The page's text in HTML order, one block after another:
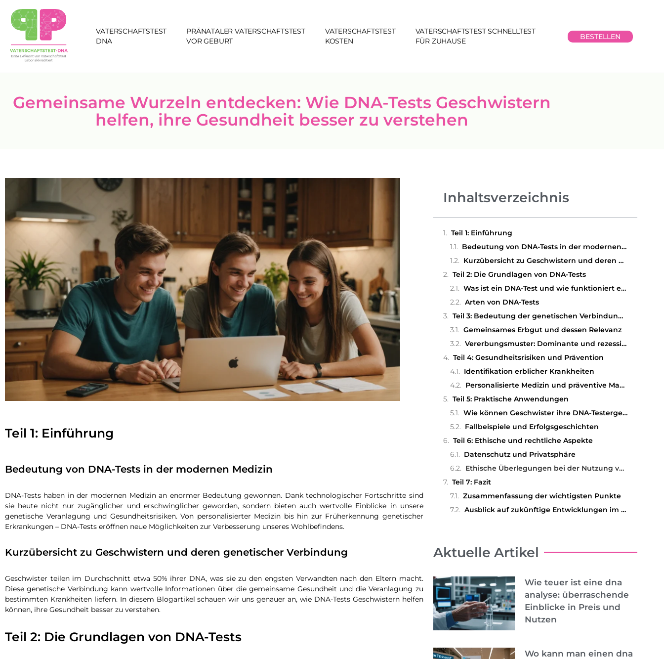
VATERSCHAFTSTEST
DNA
PRÄNATALER VATERSCHAFTSTEST
VOR GEBURT
VATERSCHAFTSTEST
KOSTEN
VATERSCHAFTSTEST SCHNELLTEST
FÜR ZUHAUSE
BESTELLEN
Gemeinsame Wurzeln entdecken: Wie DNA-Tests Geschwistern
helfen, ihre Gesundheit besser zu verstehen
Teil 1: Einführung
Bedeutung von DNA-Tests in der modernen Medizin
DNA-Tests haben in der modernen Medizin an enormer Bedeutung gewonnen. Dank technologischer Fortschritte sind
sie heute nicht nur zugänglicher und erschwinglicher geworden, sondern bieten auch wertvolle Einblicke in unsere
genetische Veranlagung und Gesundheitsrisiken. Von personalisierter Medizin bis hin zur Früherkennung genetischer
Erkrankungen – DNA-Tests eröffnen neue Möglichkeiten zur Verbesserung unseres Wohlbefindens.
Kurzübersicht zu Geschwistern und deren genetischer Verbindung
Geschwister teilen im Durchschnitt etwa 50% ihrer DNA, was sie zu den engsten Verwandten nach den Eltern macht.
Diese genetische Verbindung kann wertvolle Informationen über die gemeinsame Gesundheit und die Veranlagung zu
bestimmten Krankheiten liefern. In diesem Blogartikel schauen wir uns genauer an, wie DNA-Tests Geschwistern helfen
können, ihre Gesundheit besser zu verstehen.
Teil 2: Die Grundlagen von DNA-Tests
Inhaltsverzeichnis
Teil 1: Einführung
Bedeutung von DNA-Tests in der modernen Medizin
Kurzübersicht zu Geschwistern und deren genetischer Verbindung
Teil 2: Die Grundlagen von DNA-Tests
Was ist ein DNA-Test und wie funktioniert er?
Arten von DNA-Tests
Teil 3: Bedeutung der genetischen Verbindung zwischen Geschwistern
Gemeinsames Erbgut und dessen Relevanz
Vererbungsmuster: Dominante und rezessive Gene
Teil 4: Gesundheitsrisiken und Prävention
Identifikation erblicher Krankheiten
Personalisierte Medizin und präventive Maßnahmen
Teil 5: Praktische Anwendungen
Wie können Geschwister ihre DNA-Testergebnisse nutzen?
Fallbeispiele und Erfolgsgeschichten
Teil 6: Ethische und rechtliche Aspekte
Datenschutz und Privatsphäre
Ethische Überlegungen bei der Nutzung von DNA-Informationen
Teil 7: Fazit
Zusammenfassung der wichtigsten Punkte
Ausblick auf zukünftige Entwicklungen im Bereich der Genetik
Aktuelle Artikel
Wie teuer ist eine dna
analyse: überraschende
Einblicke in Preis und
Nutzen
Wo kann man einen dna